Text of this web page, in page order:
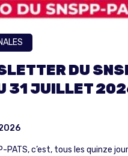
DU
31 JUILLET
PATS, c’est, tous les quinze